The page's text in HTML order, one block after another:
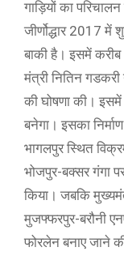
गाड़ियों का
जीर्णोद्धार 2017
बाकी है। इसमें
मंत्री नितिन
की घोषणा की। इसमें
बनेगा। इसका
भागलपुर स्थित
भोजपुर-बक्सर गंगा
किया। जबकि
मुजफ्फरपुर-बरौनी
फोरलेन बनाए जाने